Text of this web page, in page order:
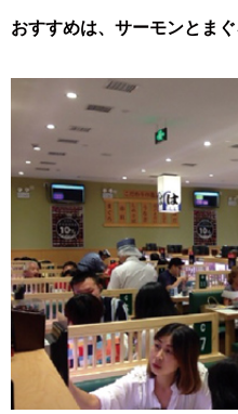
おすすめは、サーモンとまぐ